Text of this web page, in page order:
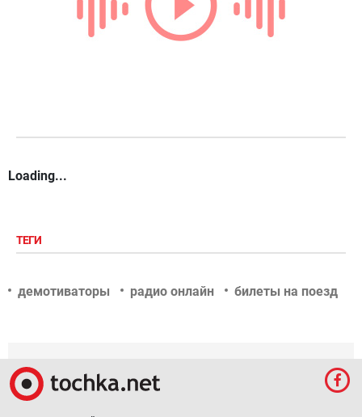
Loading...
ТЕГИ
демотиваторы радио онлайн билеты на поезд